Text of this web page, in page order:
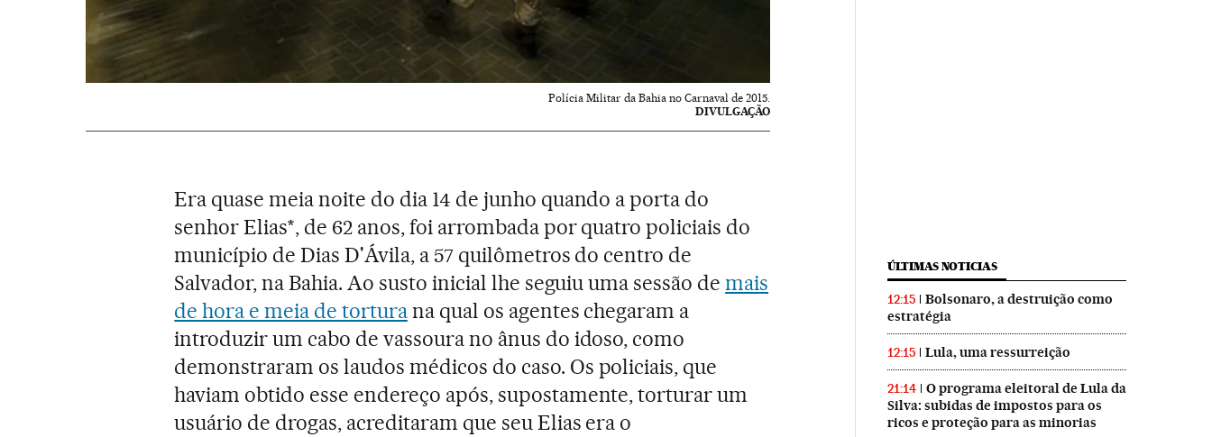
Polícia Militar da Bahia no Carnaval de 2015.
DIVULGAÇÃO
Era quase meia noite do dia 14 de junho quando a porta do
senhor Elias*, de 62 anos, foi arrombada por quatro policiais do
município de Dias D'Ávila, a 57 quilômetros do centro de
Salvador, na Bahia. Ao susto inicial lhe seguiu uma sessão demais
de hora e meia de torturana qual os agentes chegaram a
introduzir um cabo de vassoura no ânus do idoso, como
demonstraram os laudos médicos do caso. Os policiais, que
haviam obtido esse endereço após, supostamente, torturar um
usuário de drogas, acreditaram que seu Elias era o
ÚLTIMAS NOTICIAS
12:15
Bolsonaro, a destruição como
estratégia
12:15 Lula, uma ressurreição
21:14
O programa eleitoral de Lula da
Silva: subidas de impostos para os
ricos e proteção para as minorias